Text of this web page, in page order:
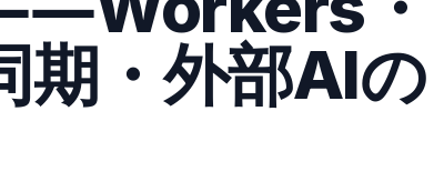
期・外部AIの